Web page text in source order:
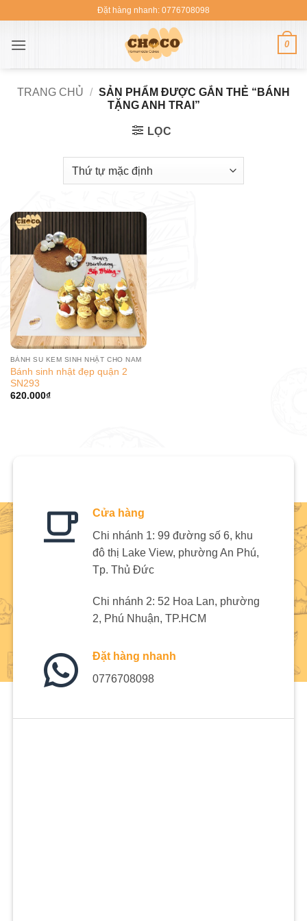
nội
Đặt hàng nhanh: 0776708098
0
TRANG CHỦ / SẢN PHẨM ĐƯỢC GẮN THẺ “BÁNH
TẶNG ANH TRAI”
LỌC
BÁNH SU KEM SINH NHẬT CHO NAM
Bánh sinh nhật đẹp quận 2
SN293
620.000₫
Cửa hàng
Chi nhánh 1: 99 đường số 6, khu
đô thị Lake View, phường An Phú,
Tp. Thủ Đức
Chi nhánh 2: 52 Hoa Lan, phường
2, Phú Nhuận, TP.HCM
Đặt hàng nhanh
0776708098